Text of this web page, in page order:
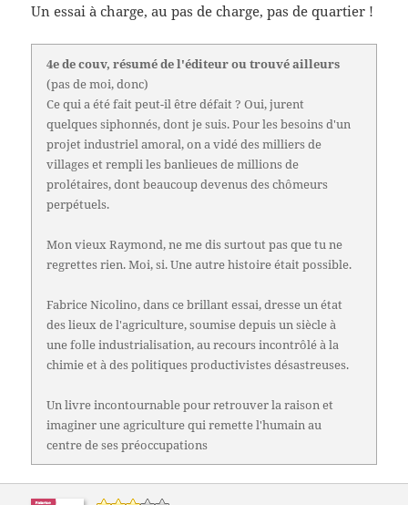
Un essai à charge, au pas de charge, pas de quartier !
4e de couv, résumé de l'éditeur ou trouvé ailleurs
(pas de moi, donc)
Ce qui a été fait peut-il être défait ? Oui, jurent
quelques siphonnés, dont je suis. Pour les besoins d'un
projet industriel amoral, on a vidé des milliers de
villages et rempli les banlieues de millions de
prolétaires, dont beaucoup devenus des chômeurs
perpétuels.
Mon vieux Raymond, ne me dis surtout pas que tu ne
regrettes rien. Moi, si. Une autre histoire était possible.
Fabrice Nicolino, dans ce brillant essai, dresse un état
des lieux de l'agriculture, soumise depuis un siècle à
une folle industrialisation, au recours incontrôlé à la
chimie et à des politiques productivistes désastreuses.
Un livre incontournable pour retrouver la raison et
imaginer une agriculture qui remette l'humain au
centre de ses préoccupations